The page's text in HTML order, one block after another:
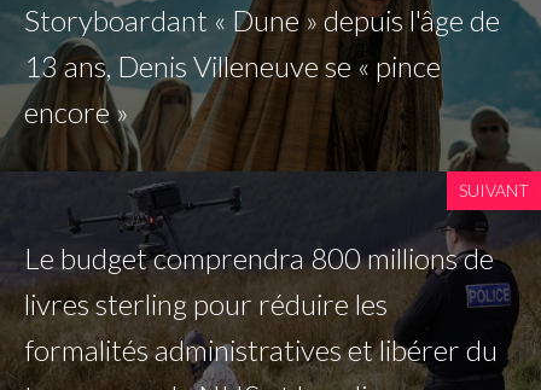
Storyboardant « Dune » depuis l'âge de
13 ans, Denis Villeneuve se « pince
encore »
SUIVANT
Le budget comprendra 800 millions de
livres sterling pour réduire les
formalités administratives et libérer du